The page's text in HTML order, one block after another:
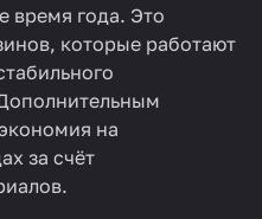
время года. Это
которые работают
на
за счёт